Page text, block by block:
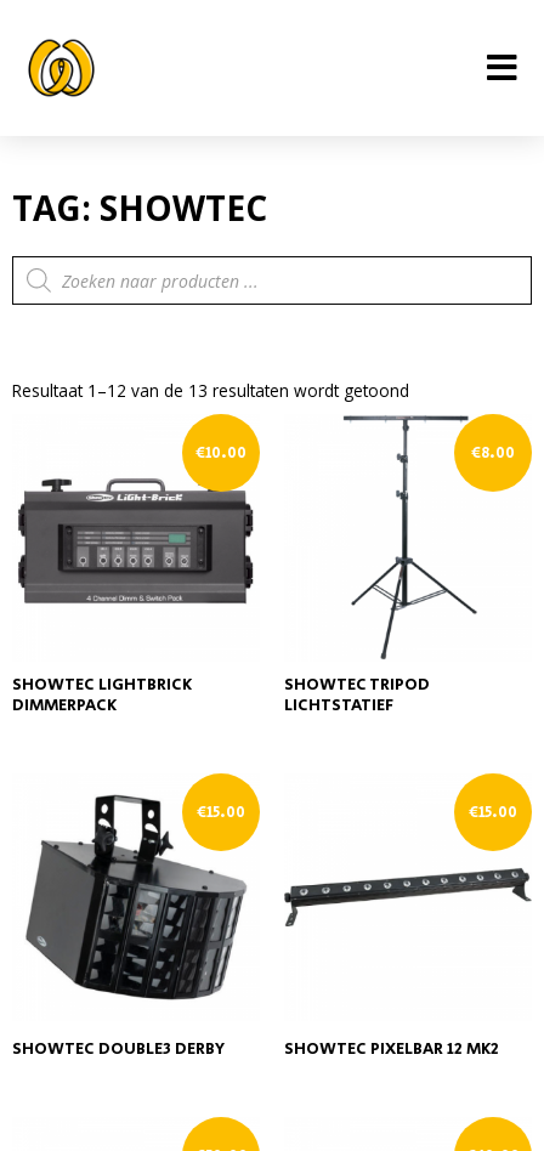
inhoud
TAG: SHOWTEC
Producten
zoeken
Resultaat 1–12 van de 13 resultaten wordt getoond
SHOWTEC LIGHTBRICK
DIMMERPACK
€10.00
SHOWTEC TRIPOD
LICHTSTATIEF
€8.00
SHOWTEC DOUBLE3 DERBY
€15.00
SHOWTEC PIXELBAR 12 MK2
€15.00